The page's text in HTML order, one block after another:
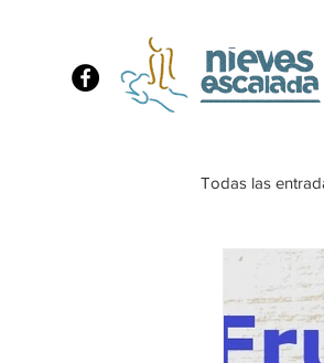
Todas las